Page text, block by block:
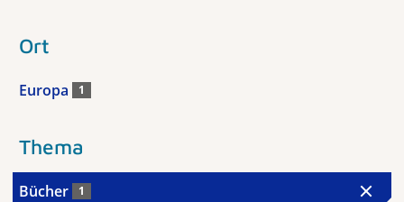
Ort
Europa 1
Thema
Bücher 1